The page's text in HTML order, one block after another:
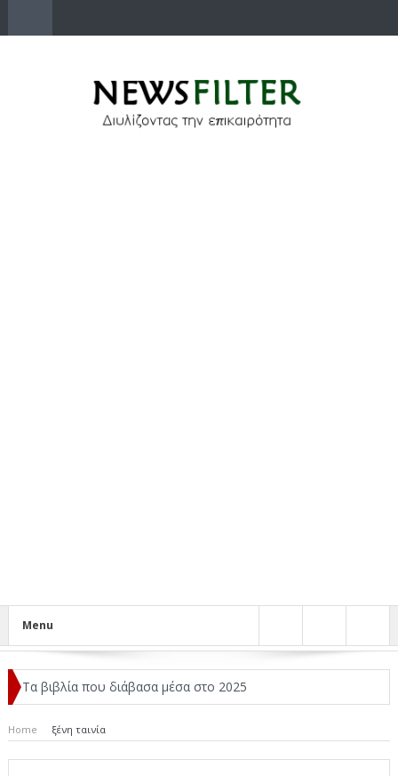
Menu
Τα βιβλία που διάβασα μέσα στο 2025
Home ξένη ταινία